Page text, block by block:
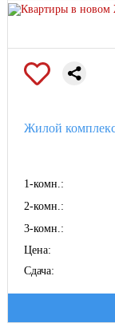
Жилой
1-комн.:
2-комн.:
3-комн.:
Цена:
Сдача: